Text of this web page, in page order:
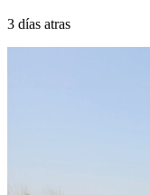
3 días atras